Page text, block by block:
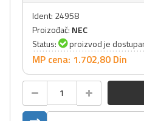
Ident: 24958
Proizođač: NEC
Status:
proizvod je
MP cena: 1.702,80 Din